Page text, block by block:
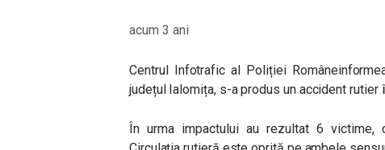
acum 3 ani
Centrul Infotrafic al Poliției Române
județul Ialomița, s-a produs un accident
În urma impactului au rezultat 6 victime,